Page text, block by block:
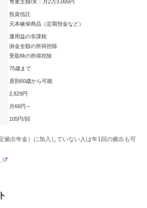
専業主婦/夫：月2万3,000円
投資信託
元本確保商品（定期預金など）
運用益の非課税
掛金全額の所得控除
受取時の所得控除
75歳まで
原則60歳から可能
2,829円
月66円～
105円/回
拠出年金）に加入していない人は年1回の拠出も可